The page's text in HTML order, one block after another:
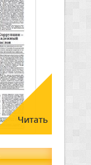
Читать